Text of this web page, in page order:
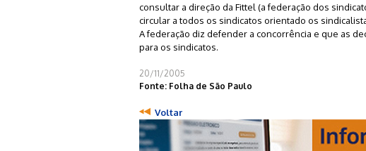
consultar a direção da Fittel (a federação dos
circular a todos os sindicatos orientado os
A federação diz defender a concorrência e que as
para os sindicatos.
20/11/2005
Fonte: Folha de São Paulo
Voltar